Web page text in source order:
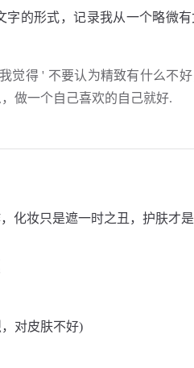
的形式，记录我从一个略微有
觉得 ' 不要认为精致有什么不好
做一个自己喜欢的自己就好.
化妆只是遮一时之丑，护肤才
对皮肤不好)